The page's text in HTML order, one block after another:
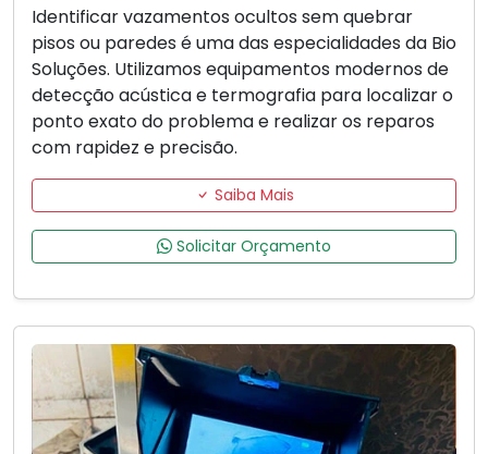
Identificar vazamentos ocultos sem quebrar
pisos ou paredes é uma das especialidades da Bio
Soluções. Utilizamos equipamentos modernos de
detecção acústica e termografia para localizar o
ponto exato do problema e realizar os reparos
com rapidez e precisão.
Saiba Mais
Solicitar Orçamento